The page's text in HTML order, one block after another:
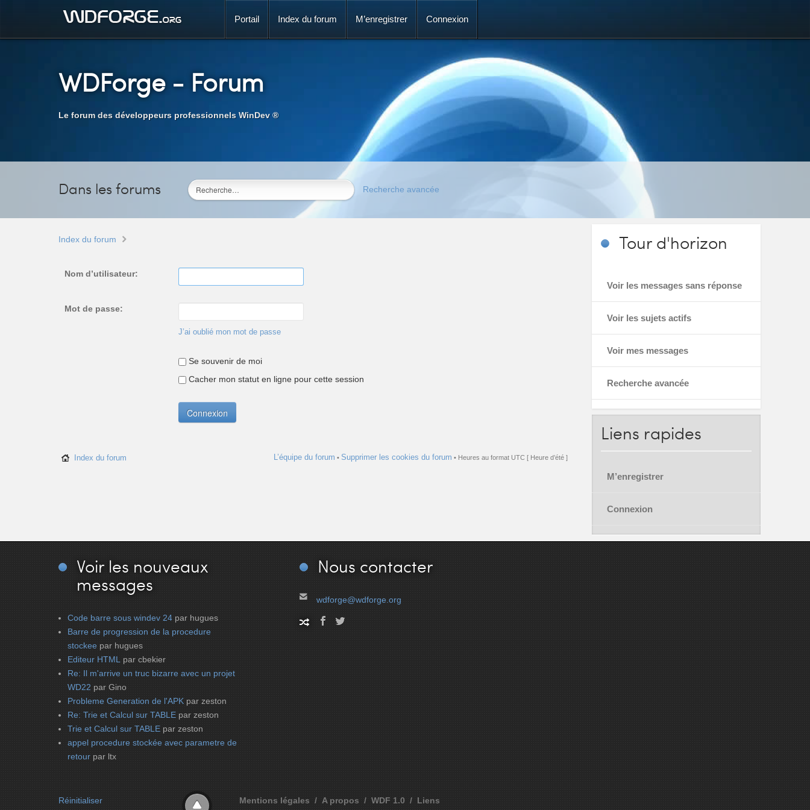
Portail Index du forum M’enregistrer Connexion
WDForge- Forum
Le forum des développeurs professionnels WinDev ®
Dans les forums Recherche avancée
Index du forum
Nom d’utilisateur:
Mot de passe:
J’ai oublié mon mot de passe
Se souvenir de moi
Cacher mon statut en ligne pour cette session
Index du forum L’équipe du forum • Supprimer les cookies du forum • Heures au format UTC [ Heure d’été ]
Tour d'horizon
Voir les messages sans réponse
Voir les sujets actifs
Voir mes messages
Recherche avancée
Liens rapides
M’enregistrer
Connexion
Voir les nouveaux
messages
Code barre sous windev 24 par hugues
Barre de progression de la procedure
stockee par hugues
Editeur HTML par cbekier
Re: Il m'arrive un truc bizarre avec un projet
WD22 par Gino
Probleme Generation de l'APK par zeston
Re: Trie et Calcul sur TABLE par zeston
Trie et Calcul sur TABLE par zeston
appel procedure stockée avec parametre de
retour par ltx
Nous contacter
wdforge@wdforge.org
Réinitialiser Mentions légales A propos WDF 1.0 Liens